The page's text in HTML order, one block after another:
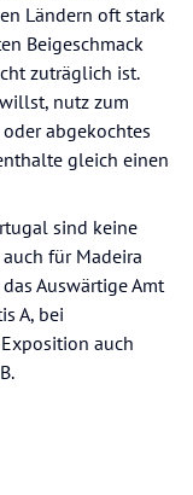
Ländern oft stark
Beigeschmack
zuträglich ist.
nutz zum
abgekochtes
gleich einen
sind keine
für Madeira
Auswärtige Amt
A, bei
auch